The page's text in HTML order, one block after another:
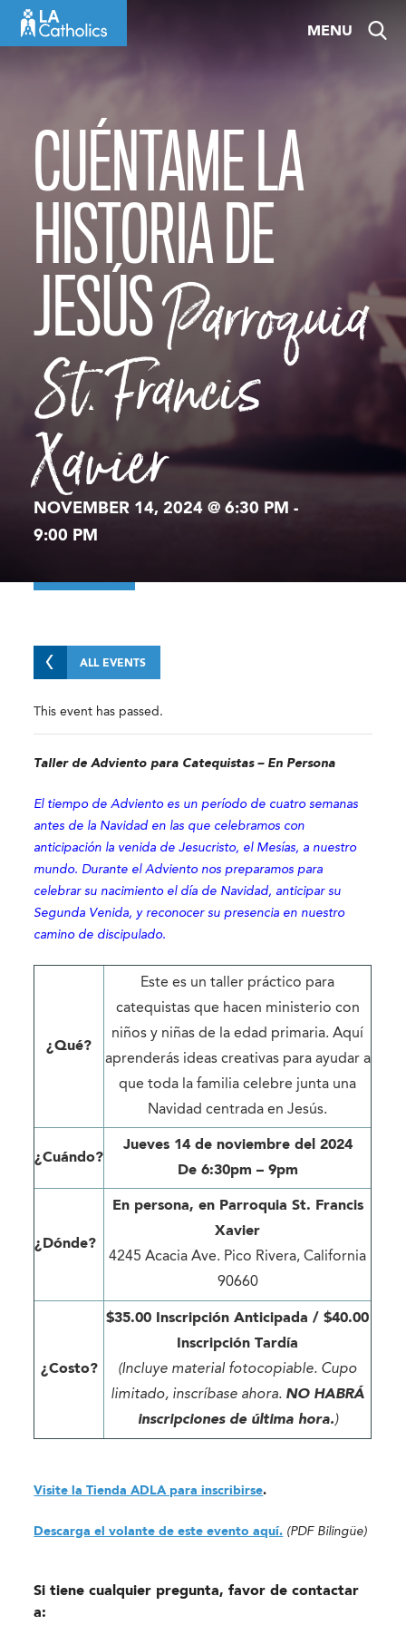
MENU
CUÉNTAME LA
HISTORIA DE
JESÚSParroquia
St. Francis
Xavier
NOVEMBER 14, 2024 @ 6:30 PM -
9:00 PM
ALL EVENTS
This event has passed.
Taller de Adviento para Catequistas – En Persona
El tiempo de Adviento es un período de cuatro semanas
antes de la Navidad en las que celebramos con
anticipación la venida de Jesucristo, el Mesías, a nuestro
mundo. Durante el Adviento nos preparamos para
celebrar su nacimiento el día de Navidad, anticipar su
Segunda Venida, y reconocer su presencia en nuestro
camino de discipulado.
¿Qué?
Este es un taller práctico para
catequistas que hacen ministerio con
niños y niñas de la edad primaria. Aquí
aprenderás ideas creativas para ayudar a
que toda la familia celebre junta una
Navidad centrada en Jesús.
¿Cuándo?
Jueves 14 de noviembre del 2024
De 6:30pm – 9pm
¿Dónde?
En persona, en Parroquia St. Francis
Xavier
4245 Acacia Ave. Pico Rivera, California
90660
¿Costo?
$35.00 Inscripción Anticipada / $40.00
Inscripción Tardía
(Incluye material fotocopiable. Cupo
limitado, inscríbase ahora. NO HABRÁ
inscripciones de última hora.)
Visite la Tienda ADLA para inscribirse.
Descarga el volante de este evento aquí. (PDF Bilingüe)
Si tiene cualquier pregunta, favor de contactar
a: